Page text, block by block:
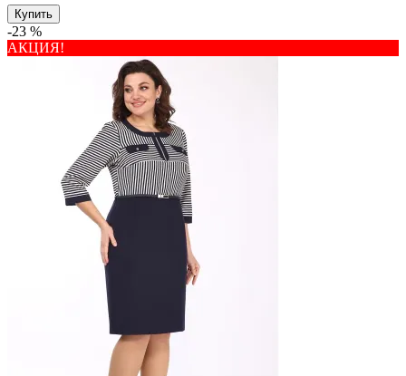
Купить
-23 %
АКЦИЯ!